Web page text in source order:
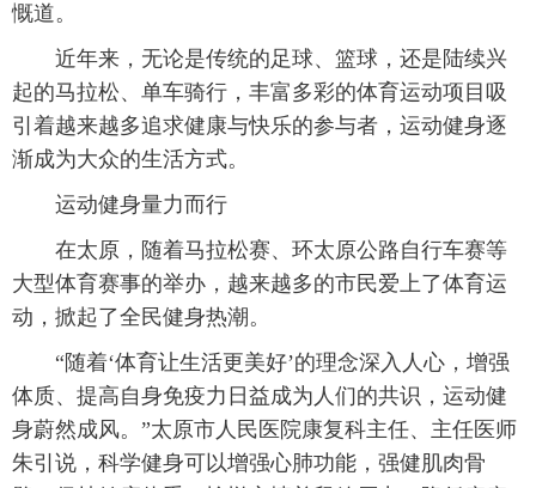
慨道。
近年来，无论是传统的足球、篮球，还是陆续兴
起的马拉松、单车骑行，丰富多彩的体育运动项目吸
引着越来越多追求健康与快乐的参与者，运动健身逐
渐成为大众的生活方式。
运动健身量力而行
在太原，随着马拉松赛、环太原公路自行车赛等
大型体育赛事的举办，越来越多的市民爱上了体育运
动，掀起了全民健身热潮。
“随着‘体育让生活更美好’的理念深入人心，增强
体质、提高自身免疫力日益成为人们的共识，运动健
身蔚然成风。”太原市人民医院康复科主任、主任医师
朱引说，科学健身可以增强心肺功能，强健肌肉骨